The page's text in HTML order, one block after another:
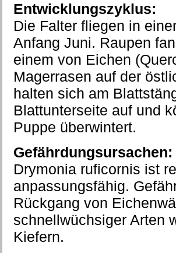
Entwicklungszyklus:
Die Falter fliegen in
Anfang Juni. Raupen
einem von Eichen
Magerrasen auf der
halten sich am
Blattunterseite auf und
Puppe überwintert.
Gefährdungsursachen:
Drymonia ruficornis ist
anpassungsfähig.
Rückgang von
schnellwüchsiger Arten
Kiefern.